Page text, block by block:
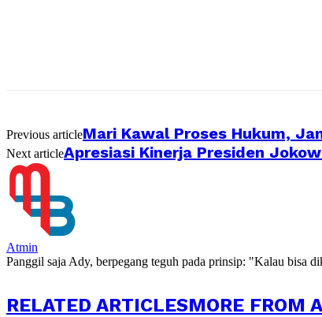
Previous articleMari Kawal Proses Hukum,
Next articleApresiasi Kinerja Presiden
Atmin
Panggil saja Ady, berpegang teguh pada prinsip: "Kalau bisa
RELATED ARTICLESMORE FROM